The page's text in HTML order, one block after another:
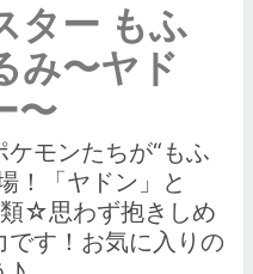
ター もふ
み〜ヤド
〜
モンたちが“もふ
！「ヤドン」と
類☆思わず抱きしめ
す！お気に入りの